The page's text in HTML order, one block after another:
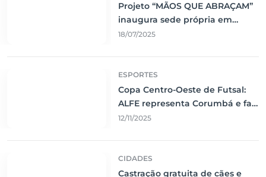
Projeto “MÃOS QUE ABRAÇAM”
inaugura sede própria em
Corumbá
18/07/2025
ESPORTES
Copa Centro-Oeste de Futsal:
ALFE representa Corumbá e faz
jogo emocionante contra o Vila
12/11/2025
CIDADES
Castração gratuita de cães e